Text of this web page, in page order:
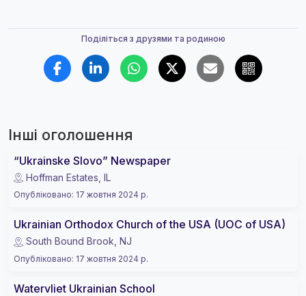
Поділіться з друзями та родиною
Інші оголошення
“Ukrainske Slovo” Newspaper
Hoffman Estates, IL
Опубліковано: 17 жовтня 2024 р.
Ukrainian Orthodox Church of the USA (UOC of USA)
South Bound Brook, NJ
Опубліковано: 17 жовтня 2024 р.
Watervliet Ukrainian School